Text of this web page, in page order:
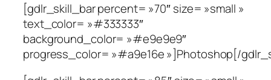
[gdlr_skill_bar percent= »70″ size= »small »
text_color= »#333333″
background_color= »#e9e9e9″
progress_color= »#a9e16e »]Photoshop[/